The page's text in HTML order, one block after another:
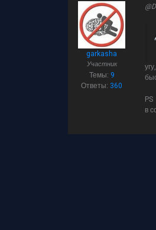
garkasha
Участник
Темы: 9
Ответы: 360
PS
в